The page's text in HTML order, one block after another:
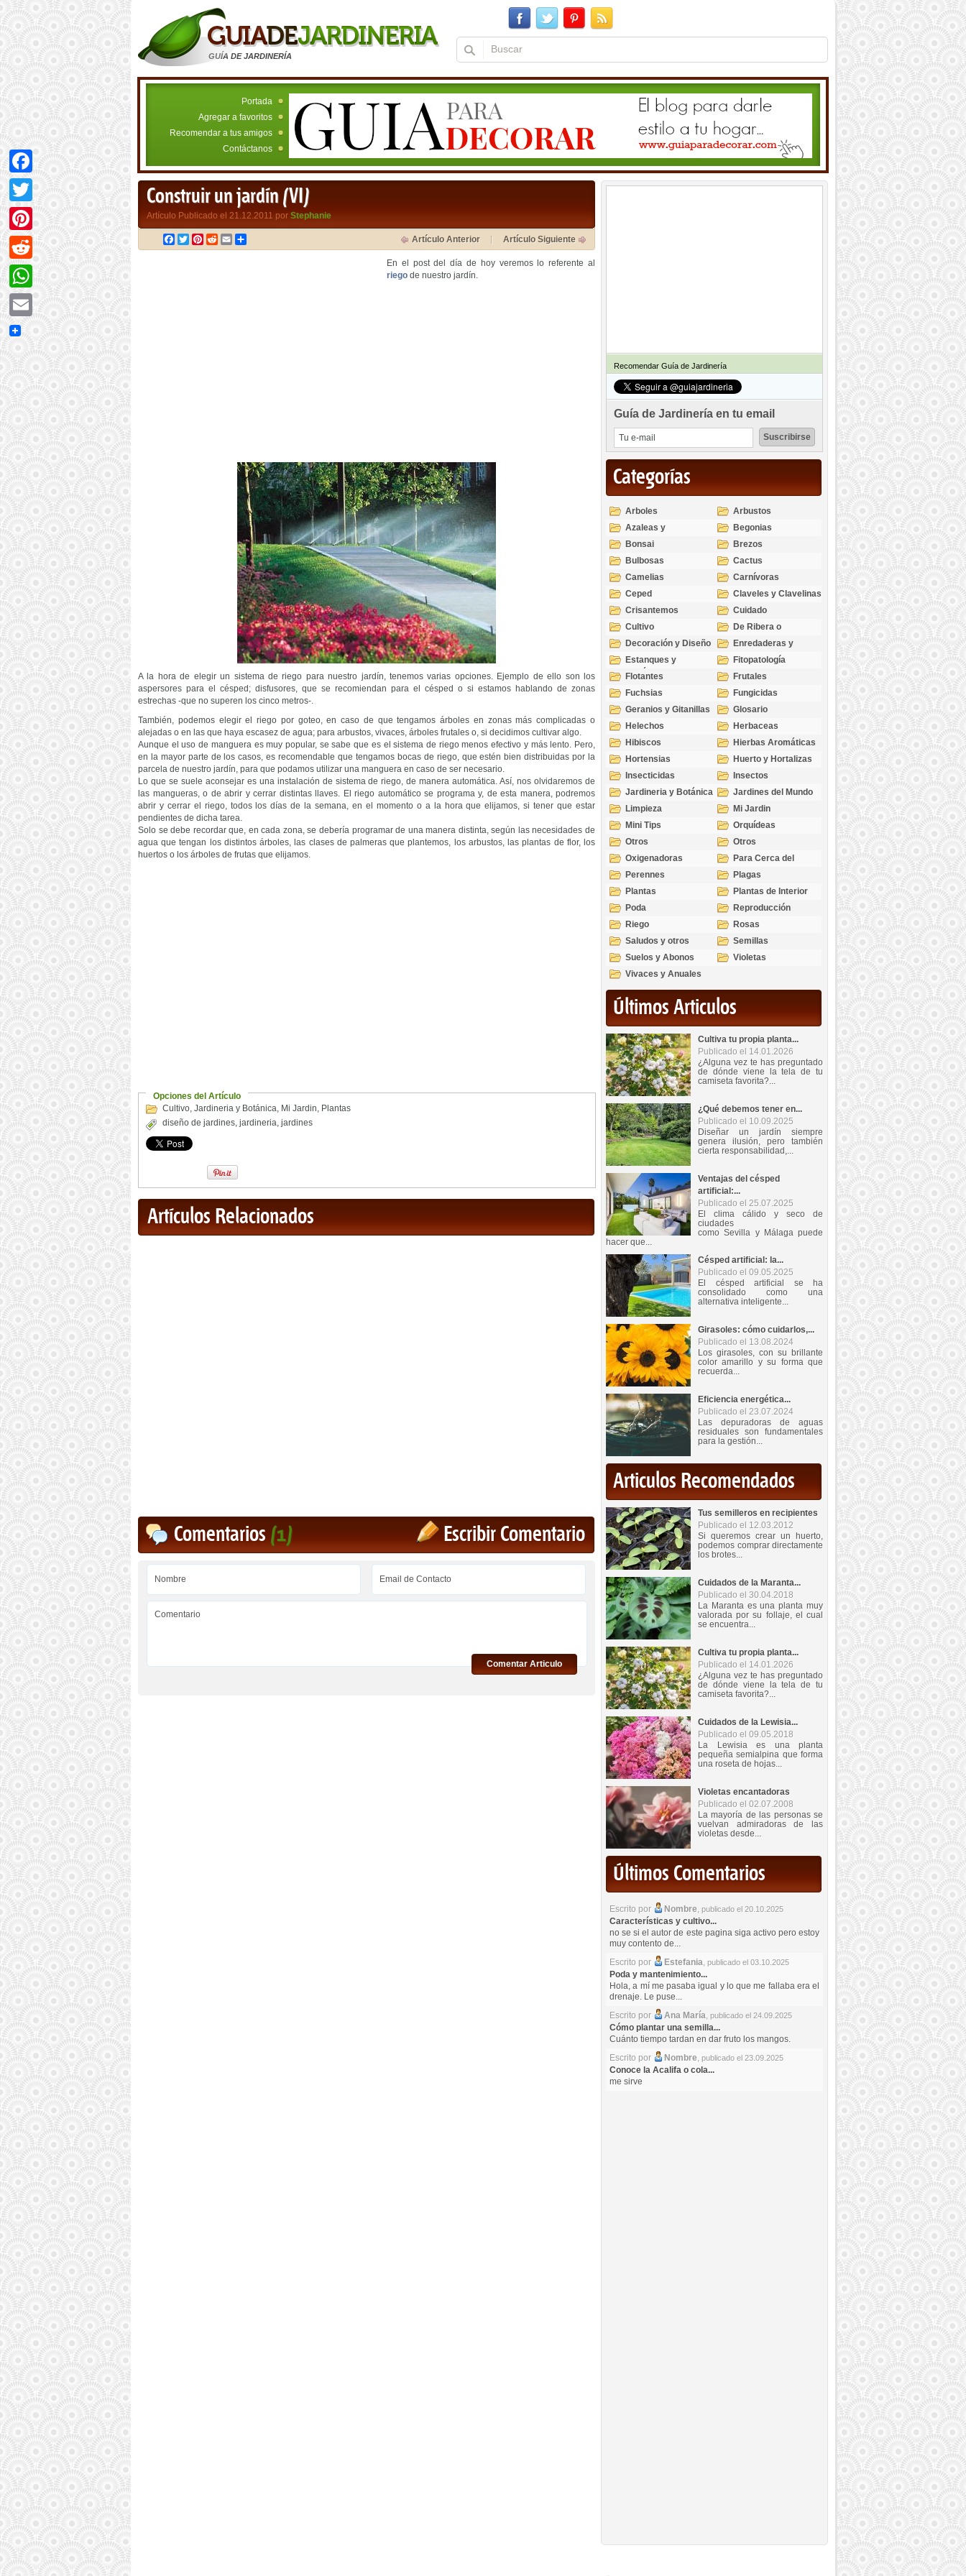
GUÍA DE JARDINERÍA
Portada
Agregar a favoritos
Recomendar a tus amigos
Contáctanos
Construir un jardín (VI)
Artículo Publicado el 21.12.2011 por Stephanie
Facebook
TwitterPinterest
RedditEmail Artículo Anterior Artículo Siguiente
En el post del día de hoy veremos lo referente al
riego de nuestro jardín.
A la hora de elegir un sistema de riego para nuestro jardín, tenemos varias opciones. Ejemplo de ello son los
aspersores para el césped; disfusores, que se recomiendan para el césped o si estamos hablando de zonas
estrechas -que no superen los cinco metros-.
También, podemos elegir el riego por goteo, en caso de que tengamos árboles en zonas más complicadas o
alejadas o en las que haya escasez de agua; para arbustos, vivaces, árboles frutales o, si decidimos cultivar algo.
Aunque el uso de manguera es muy popular, se sabe que es el sistema de riego menos efectivo y más lento. Pero,
en la mayor parte de los casos, es recomendable que tengamos bocas de riego, que estén bien distribuidas por la
parcela de nuestro jardín, para que podamos utilizar una manguera en caso de ser necesario.
Lo que se suele aconsejar es una instalación de sistema de riego, de manera automática. Así, nos olvidaremos de
las mangueras, o de abrir y cerrar distintas llaves. El riego automático se programa y, de esta manera, podremos
abrir y cerrar el riego, todos los días de la semana, en el momento o a la hora que elijamos, si tener que estar
pendientes de dicha tarea.
Solo se debe recordar que, en cada zona, se debería programar de una manera distinta, según las necesidades de
agua que tengan los distintos árboles, las clases de palmeras que plantemos, los arbustos, las plantas de flor, los
huertos o los árboles de frutas que elijamos.
Opciones del Artículo
Cultivo, Jardineria y Botánica, Mi Jardin, Plantas
diseño de jardines, jardineria, jardines
Artículos Relacionados
Escribir Comentario
Comentarios(1)
Comentar Articulo
Recomendar Guía de Jardinería
Guía de Jardinería en tu email
Categorías
Arboles
Arbustos
Azaleas y
Rododendros
Begonias
Bonsai
Brezos
Bulbosas
Cactus
Camelias
Carnívoras
Ceped
Claveles y Clavelinas
Crisantemos
Cuidado
Cultivo
De Ribera o
Palustres
Decoración y Diseño
Enredaderas y
cubresuelos
Estanques y
Acuáticas
Fitopatología
Flotantes
Frutales
Fuchsias
Fungicidas
Geranios y Gitanillas
Glosario
Helechos
Herbaceas
Hibiscos
Hierbas Aromáticas
Hortensias
Huerto y Hortalizas
Insecticidas
Insectos
Jardineria y Botánica
Jardines del Mundo
Limpieza
Mi Jardin
Mini Tips
Orquídeas
Otros
Otros
Oxigenadoras
Para Cerca del
Estanque
Perennes
Plagas
Plantas
Plantas de Interior
Poda
Reproducción
Riego
Rosas
Saludos y otros
temas
Semillas
Suelos y Abonos
Violetas
Vivaces y Anuales
Últimos Articulos
Cultiva tu propia planta...
Publicado el 14.01.2026
¿Alguna vez te has preguntado
de dónde viene la tela de tu
camiseta favorita?...
¿Qué debemos tener en...
Publicado el 10.09.2025
Diseñar un jardín siempre
genera ilusión, pero también
cierta responsabilidad,...
Ventajas del césped
artificial:...
Publicado el 25.07.2025
El clima cálido y seco de
ciudades
como Sevilla y Málaga puede
hacer que...
Césped artificial: la...
Publicado el 09.05.2025
El césped artificial se ha
consolidado como una
alternativa inteligente...
Girasoles: cómo cuidarlos,...
Publicado el 13.08.2024
Los girasoles, con su brillante
color amarillo y su forma que
recuerda...
Eficiencia energética...
Publicado el 23.07.2024
Las depuradoras de aguas
residuales son fundamentales
para la gestión...
Articulos Recomendados
Tus semilleros en recipientes
Publicado el 12.03.2012
Si queremos crear un huerto,
podemos comprar directamente
los brotes...
Cuidados de la Maranta...
Publicado el 30.04.2018
La Maranta es una planta muy
valorada por su follaje, el cual
se encuentra...
Cultiva tu propia planta...
Publicado el 14.01.2026
¿Alguna vez te has preguntado
de dónde viene la tela de tu
camiseta favorita?...
Cuidados de la Lewisia...
Publicado el 09.05.2018
La Lewisia es una planta
pequeña semialpina que forma
una roseta de hojas...
Violetas encantadoras
Publicado el 02.07.2008
La mayoría de las personas se
vuelvan admiradoras de las
violetas desde...
Últimos Comentarios
Escrito por Nombre, publicado el 20.10.2025
Características y cultivo...
no se si el autor de este pagina siga activo pero estoy
muy contento de...
Escrito por
Estefania, publicado el 03.10.2025
Poda y mantenimiento...
Hola, a mí me pasaba igual y lo que me fallaba era el
drenaje. Le puse...
Escrito por
Ana María, publicado el 24.09.2025
Cómo plantar una semilla...
Cuánto tiempo tardan en dar fruto los mangos.
Escrito por
Nombre, publicado el 23.09.2025
Conoce la Acalifa o cola...
me sirve
Facebook
Twitter
Pinterest
Reddit
WhatsApp
Email